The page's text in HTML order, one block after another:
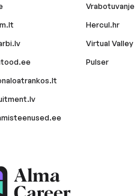
Vrabotuvanje
Hercul.hr
Virtual Valley
Pulser